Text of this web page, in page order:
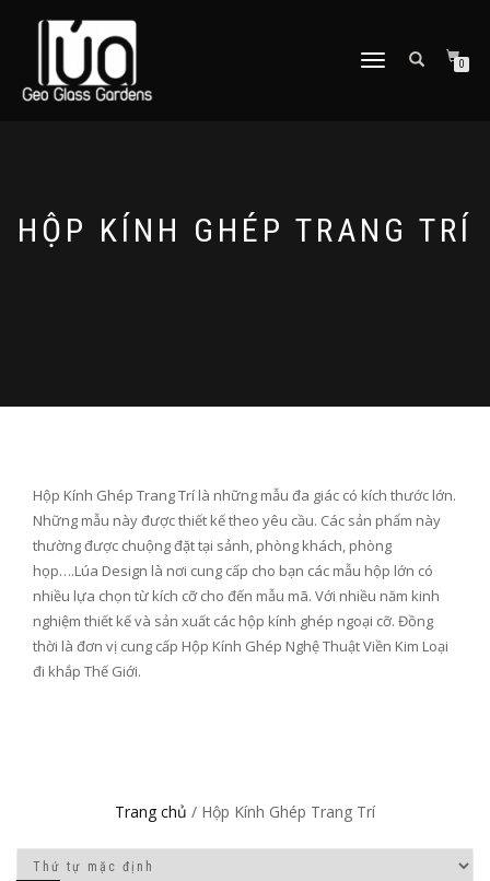
TOGGLE
0
HỘP KÍNH GHÉP TRANG TRÍ
Hộp Kính Ghép Trang Trí là những mẫu đa giác có kích thước lớn.
Những mẫu này được thiết kế theo yêu cầu. Các sản phẩm này
thường được chuộng đặt tại sảnh, phòng khách, phòng
họp….Lúa Design là nơi cung cấp cho bạn các mẫu hộp lớn có
nhiều lựa chọn từ kích cỡ cho đến mẫu mã. Với nhiều năm kinh
nghiệm thiết kế và sản xuất các hộp kính ghép ngoại cỡ. Đồng
thời là đơn vị cung cấp Hộp Kính Ghép Nghệ Thuật Viền Kim Loại
đi khắp Thế Giới.
Trang chủ / Hộp Kính Ghép Trang Trí